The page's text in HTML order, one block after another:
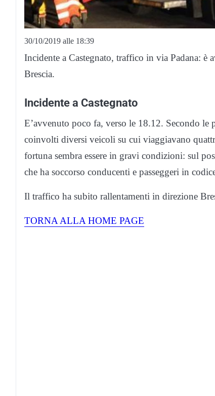
30/10/2019 alle 18:39
Incidente a Castegnato, traffico in via Padana:
Brescia.
Incidente a Castegnato
E’avvenuto poco fa, verso le 18.12. Secondo
coinvolti diversi veicoli su cui viaggiavano
fortuna sembra essere in gravi condizioni: sul
che ha soccorso conducenti e passeggeri in
Il traffico ha subito rallentamenti in direzione
TORNA ALLA HOME PAGE